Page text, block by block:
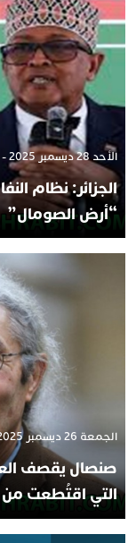
الأحد 28 ديسمبر 2025 - 14:56
الجزائر: نظام
“أرض الصومال”
الجمعة 26 ديسمبر 2025 - 16:33
صنصال يقصف
التي اقتُطعت من